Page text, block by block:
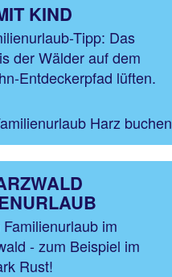
KIND
Tipp: Das
der Wälder auf dem
Entdeckerpfad lüften.
Harz buchen
im
- zum Beispiel im
Rust!